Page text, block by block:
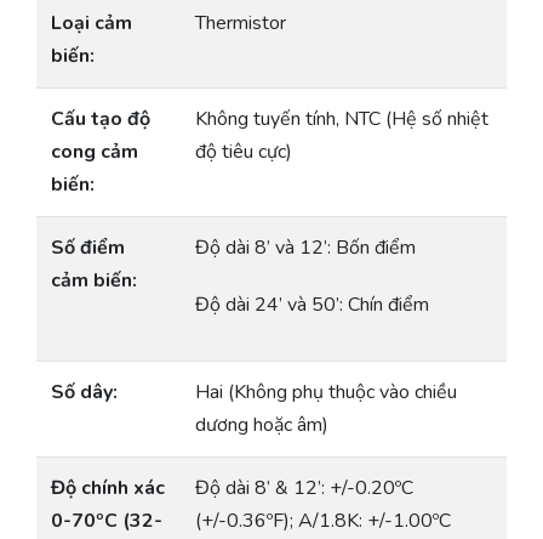
Loại cảm
biến:
Thermistor
Cấu tạo độ
cong cảm
biến:
Không tuyến tính, NTC (Hệ số nhiệt
độ tiêu cực)
Số điểm
cảm biến:
Độ dài 8’ và 12’: Bốn điểm
Độ dài 24’ và 50’: Chín điểm
Số dây:
Hai (Không phụ thuộc vào chiều
dương hoặc âm)
Độ chính xác
0-70ºC (32-
Độ dài 8’ & 12’: +/-0.20ºC
(+/-0.36ºF); A/1.8K: +/-1.00ºC